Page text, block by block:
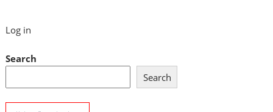
Log in
Search
Search